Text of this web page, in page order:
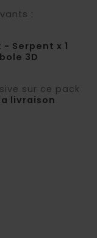
:
Serpent x 1
3D
sur ce pack
livraison